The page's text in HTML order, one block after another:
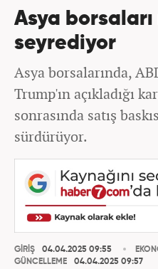
Asya
seyrediyor
Asya borsalarında,
Trump'ın açıkladığı
sonrasında satış
sürdürüyor.
GİRİŞ
04.04.2025 09:55
GÜNCELLEME
04.04.2025 09:57